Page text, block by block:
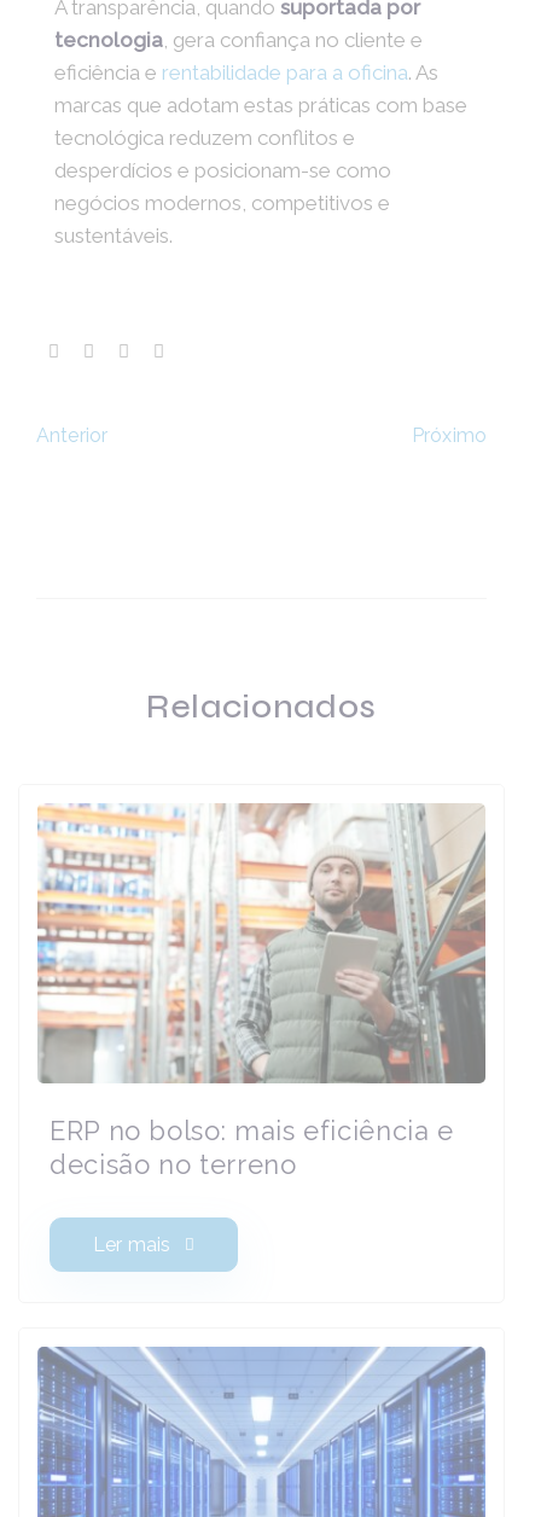
A transparência, quando suportada por
tecnologia, gera confiança no cliente e
eficiência e rentabilidade para a oficina. As
marcas que adotam estas práticas com base
tecnológica reduzem conflitos e
desperdícios e posicionam-se como
negócios modernos, competitivos e
sustentáveis.
Anterior Próximo
Relacionados
ERP no bolso: mais eficiência e
decisão no terreno
Ler mais